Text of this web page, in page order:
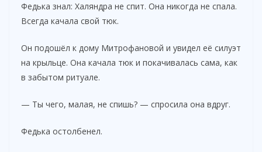
Федька знал: Халяндра не спит. Она никогда не спала.
Всегда качала свой тюк.
Он подошёл к дому Митрофановой и увидел её силуэт
на крыльце. Она качала тюк и покачивалась сама, как
в забытом ритуале.
— Ты чего, малая, не спишь? — спросила она вдруг.
Федька остолбенел.